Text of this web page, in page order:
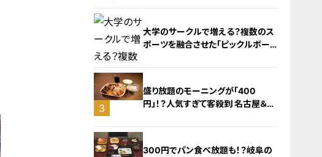
2
大学のサークルで増える？複数のス
ポーツを融合させた「ピックルボー
3
盛り放題のモーニングが「400
円」！？人気すぎて客殺到 名古屋＆岐
300円でパン食べ放題も！？岐阜の